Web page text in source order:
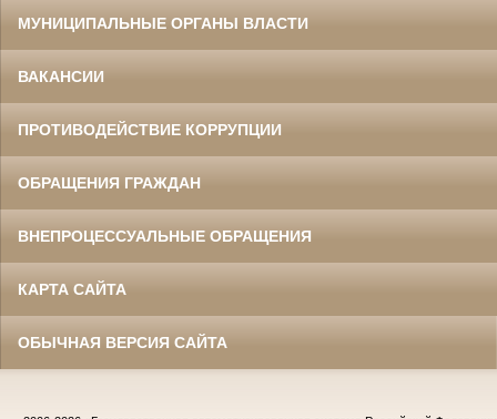
МУНИЦИПАЛЬНЫЕ ОРГАНЫ ВЛАСТИ
ВАКАНСИИ
ПРОТИВОДЕЙСТВИЕ КОРРУПЦИИ
ОБРАЩЕНИЯ ГРАЖДАН
ВНЕПРОЦЕССУАЛЬНЫЕ ОБРАЩЕНИЯ
КАРТА САЙТА
ОБЫЧНАЯ ВЕРСИЯ САЙТА